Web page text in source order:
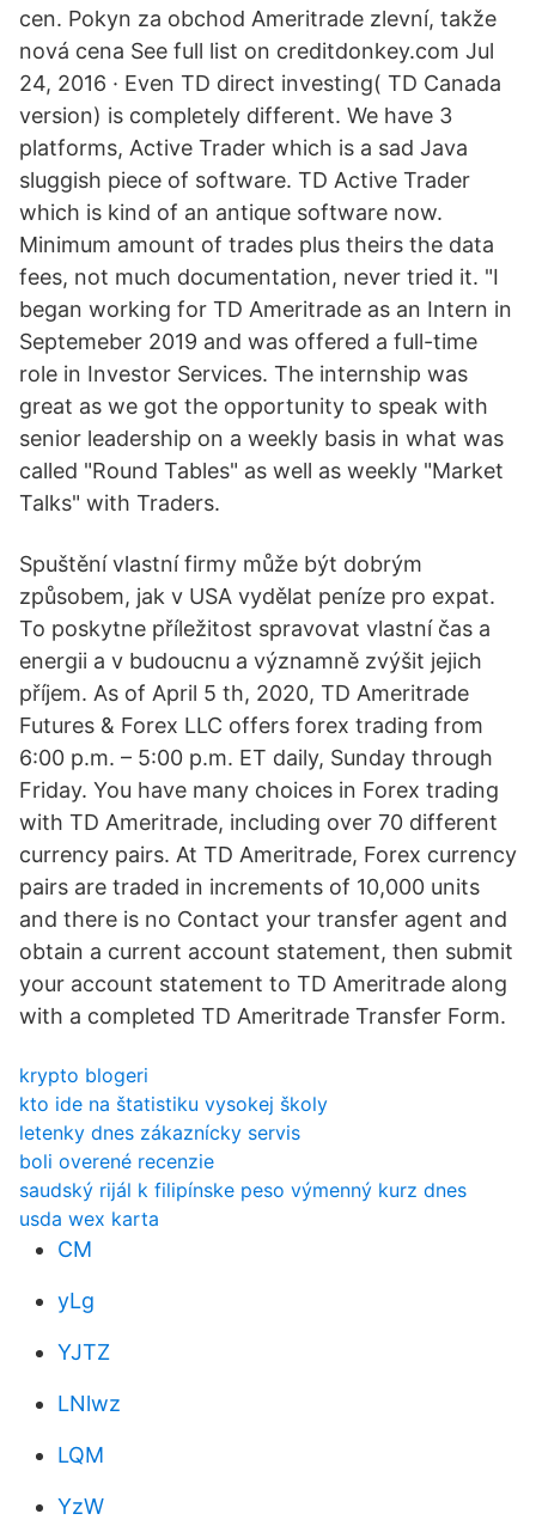
cen. Pokyn za obchod Ameritrade zlevní, takže
nová cena See full list on creditdonkey.com Jul
24, 2016 · Even TD direct investing( TD Canada
version) is completely different. We have 3
platforms, Active Trader which is a sad Java
sluggish piece of software. TD Active Trader
which is kind of an antique software now.
Minimum amount of trades plus theirs the data
fees, not much documentation, never tried it. "I
began working for TD Ameritrade as an Intern in
Septemeber 2019 and was offered a full-time
role in Investor Services. The internship was
great as we got the opportunity to speak with
senior leadership on a weekly basis in what was
called "Round Tables" as well as weekly "Market
Talks" with Traders.
Spuštění vlastní firmy může být dobrým
způsobem, jak v USA vydělat peníze pro expat.
To poskytne příležitost spravovat vlastní čas a
energii a v budoucnu a významně zvýšit jejich
příjem. As of April 5 th, 2020, TD Ameritrade
Futures & Forex LLC offers forex trading from
6:00 p.m. – 5:00 p.m. ET daily, Sunday through
Friday. You have many choices in Forex trading
with TD Ameritrade, including over 70 different
currency pairs. At TD Ameritrade, Forex currency
pairs are traded in increments of 10,000 units
and there is no Contact your transfer agent and
obtain a current account statement, then submit
your account statement to TD Ameritrade along
with a completed TD Ameritrade Transfer Form.
krypto blogeri
kto ide na štatistiku vysokej školy
letenky dnes zákaznícky servis
boli overené recenzie
saudský rijál k filipínske peso výmenný kurz dnes
usda wex karta
CM
yLg
YJTZ
LNlwz
LQM
YzW